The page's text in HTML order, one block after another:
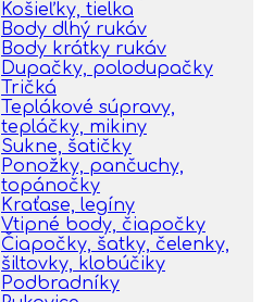
Košieľky, tielka
Body dlhý rukáv
Body krátky rukáv
Dupačky, polodupačky
Tričká
Teplákové súpravy,
tepláčky, mikiny
Sukne, šatičky
Ponožky, pančuchy,
topánočky
Kraťase, legíny
Vtipné body, čiapočky
Čiapočky, šatky, čelenky,
šiltovky, klobúčiky
Podbradníky